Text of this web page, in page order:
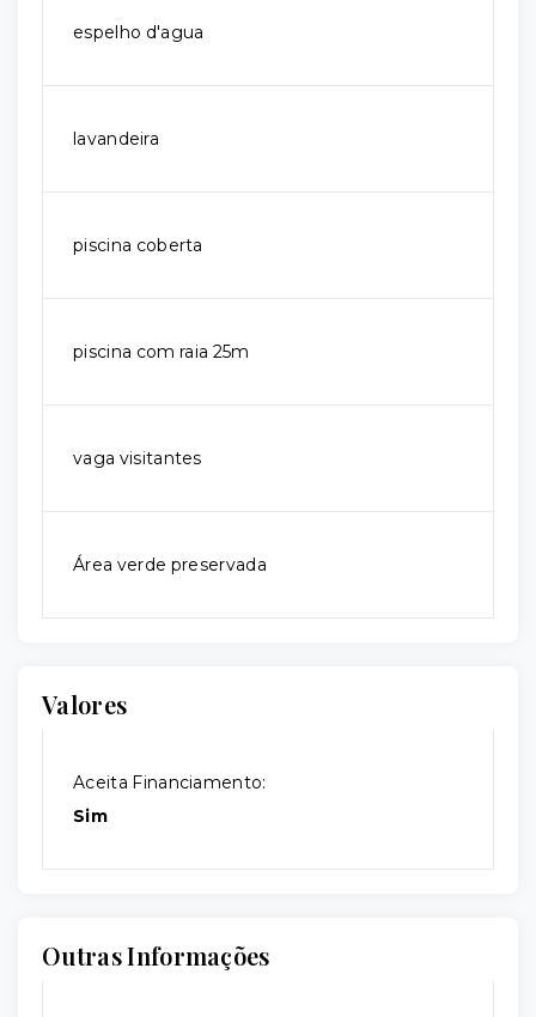
espelho d'agua
lavandeira
piscina coberta
piscina com raia 25m
vaga visitantes
Área verde preservada
Valores
Aceita Financiamento:
Sim
Outras Informações